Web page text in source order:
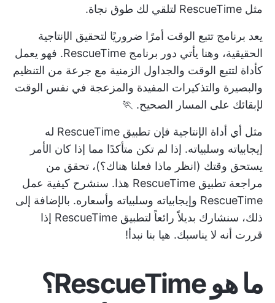
مثل RescueTime لتلقي لك طوق نجاة.
يعد برنامج تتبع الوقت أمرًا ضروريًا لتحقيق الإنتاجية
الحقيقية، وهنا يأتي دور برنامج RescueTime. فهو يعمل
كأداة لتتبع الوقت والجداول الزمنية مع جرعة من التنظيم
والبصيرة والتذكيرات المفيدة والمزعجة في نفس الوقت
لإبقائك على المسار الصحيح. 🏃
مثل أي أداة الإنتاجية
فإن تطبيق RescueTime له
إيجابياته وسلبياته. إذا لم تكن متأكدًا مما إذا كان الأمر
يستحق وقتك (انظر ماذا فعلنا هناك؟)، تحقق من
مراجعة تطبيق RescueTime هذا. سنشرح كيفية عمل
RescueTime وإيجابياته وسلبياته وأسعاره. بالإضافة إلى
ذلك، سنشارك بديلاً رائعاً لتطبيق RescueTime إذا
قررت أنه لا يناسبك. هيا بنا نبدأ!
ما هو RescueTime؟